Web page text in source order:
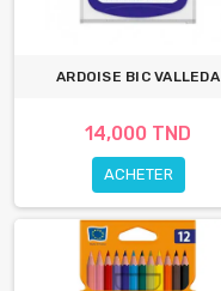
ARDOISE BIC VALLEDA
14,000 TND
ACHETER